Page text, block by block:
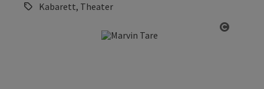
Kabarett, Theater